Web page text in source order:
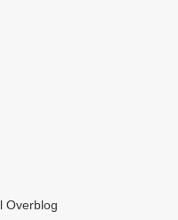
Overblog